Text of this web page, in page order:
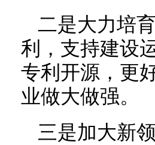
二是大力培
利，支持建设
专利开源，更
业做大做强。
三是加大新